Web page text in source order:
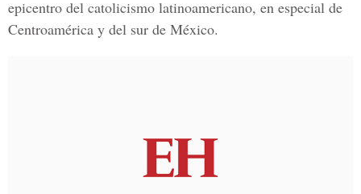
epicentro del catolicismo latinoamericano, en especial de
Centroamérica y del sur de México.